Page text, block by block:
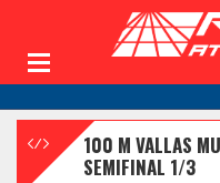
100 M VALLAS
SEMIFINAL 1/3